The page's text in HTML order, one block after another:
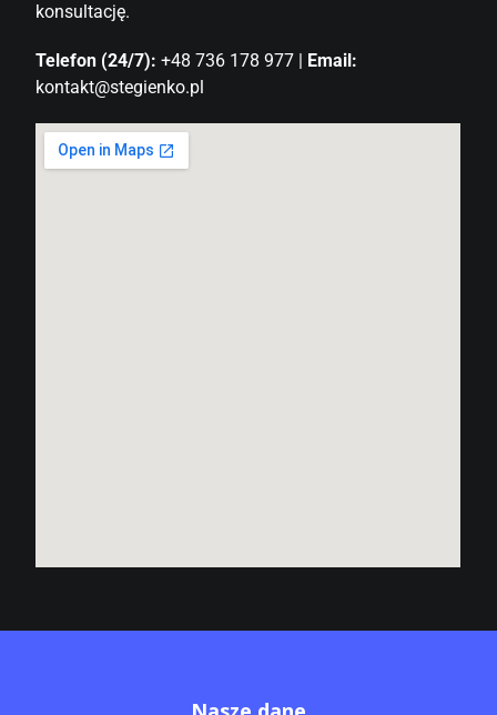
konsultację.
Telefon (24/7): +48 736 178 977 | Email:
kontakt@stegienko.pl